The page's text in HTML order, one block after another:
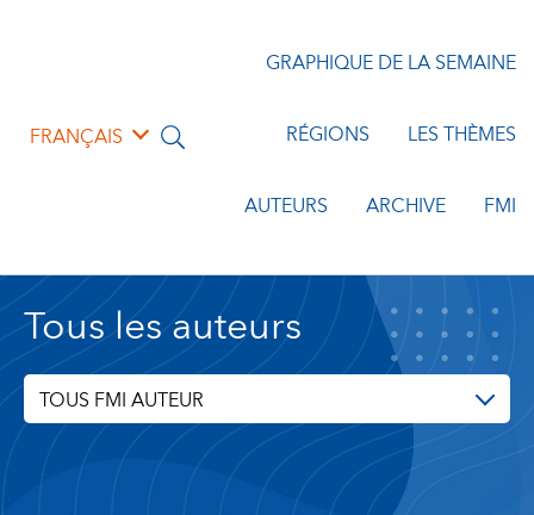
FRANÇAIS
GRAPHIQUE DE LA SEMAINE
RÉGIONS LES THÈMES
AUTEURS ARCHIVE FMI
Tous les auteurs
TOUS FMI AUTEUR